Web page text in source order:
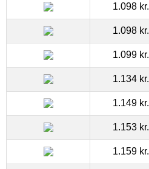
1.098 kr.
1.098 kr.
1.099 kr.
1.134 kr.
1.149 kr.
1.153 kr.
1.159 kr.